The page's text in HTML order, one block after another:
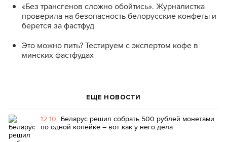
«Без трансгенов сложно обойтись». Журналистка
проверила на безопасность белорусские конфеты и
берется за фастфуд
Это можно пить? Тестируем с экспертом кофе в
минских фастфудах
ЕЩЕ НОВОСТИ
12:10 Беларус решил собрать 500 рублей монетами
по одной копейке – вот как у него дела